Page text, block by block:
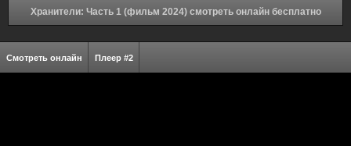
Хранители: Часть 1 (фильм 2024) смотреть онлайн бесплатно
Смотреть онлайн Плеер #2